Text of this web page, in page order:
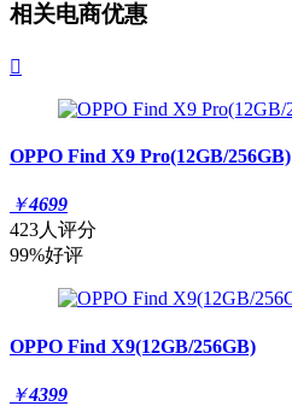
相关电商优惠

OPPO Find X9 Pro(12GB/256GB)
￥4699
423人评分
99%好评
OPPO Find X9(12GB/256GB)
￥4399